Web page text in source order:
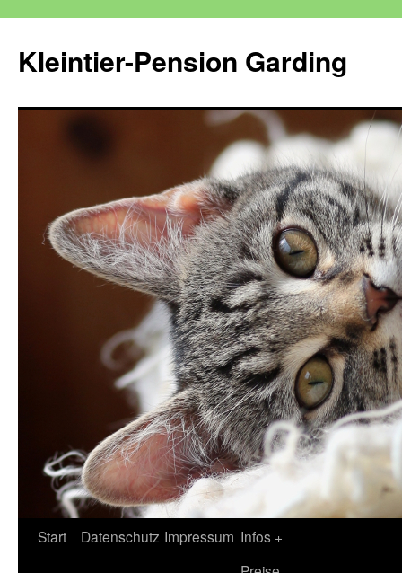
Kleintier-Pension Garding
Zum
Start Datenschutz Impressum Infos +